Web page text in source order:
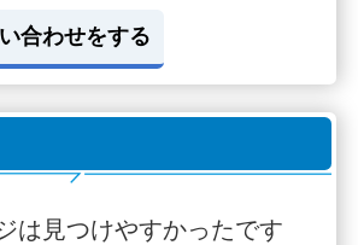
合わせをする
は見つけやすかったです